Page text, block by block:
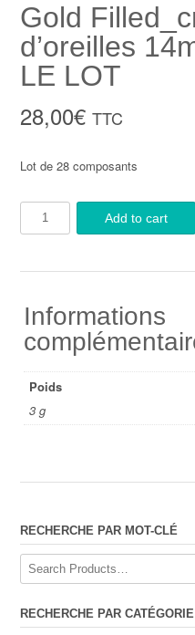
Gold
d’oreilles
LE LOT
28,00€ TTC
Lot de 28 composants
Add to cart
Informations
Poids
3 g
RECHERCHE PAR MOT-CLÉ
RECHERCHE PAR CATÉGORIE